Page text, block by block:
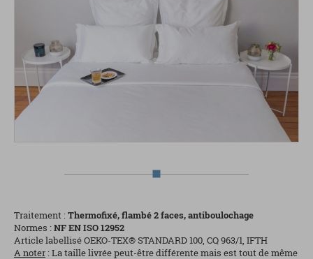
Traitement :Thermofixé, flambé 2 faces, antiboulochage
Normes :NF EN ISO 12952
Article labellisé OEKO-TEX® STANDARD 100, CQ 963/1, IFTH
A noter : La taille livrée peut-être différente mais est tout de même